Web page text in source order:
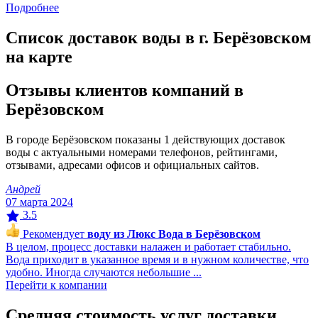
Подробнее
Список доставок воды в г. Берёзовском
на карте
Отзывы клиентов компаний в
Берёзовском
В городе Берёзовском показаны 1 действующих доставок
воды с актуальными номерами телефонов, рейтингами,
отзывами, адресами офисов и официальных сайтов.
Андрей
07 марта 2024
3.5
Рекомендует воду из Люкс Вода в Берёзовском
В целом, процесс доставки налажен и работает стабильно.
Вода приходит в указанное время и в нужном количестве, что
удобно. Иногда случаются небольшие ...
Перейти к компании